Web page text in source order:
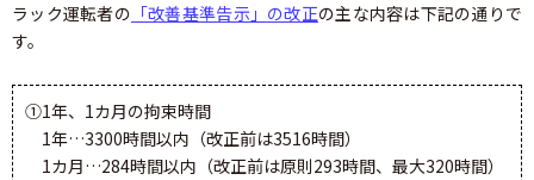
ラック運転者の 「改善基準告示」の改正の主な内容は下記の通りで
す。
①1年、1カ月の拘束時間
1年…3300時間以内（改正前は3516時間）
1カ月…284時間以内（改正前は原則293時間、最大320時間）